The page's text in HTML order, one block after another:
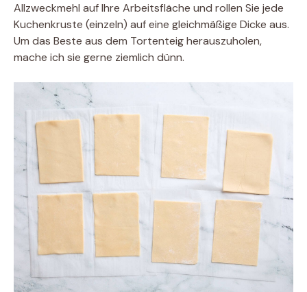
Allzweckmehl auf Ihre Arbeitsfläche und rollen Sie jede
Kuchenkruste (einzeln) auf eine gleichmäßige Dicke aus.
Um das Beste aus dem Tortenteig herauszuholen,
mache ich sie gerne ziemlich dünn.